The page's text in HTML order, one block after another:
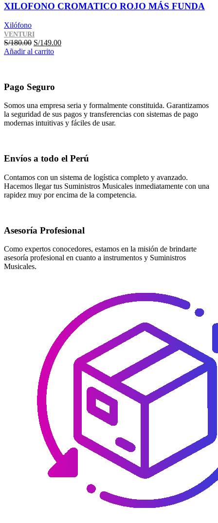
XILOFONO CROMATICO ROJO MÁS FUNDA
Xilófono
VENTURI
S/180.00 El
precio
S/149.00El
Añadir al carrito
Pago Seguro
Somos una empresa seria y formalmente constituida. Garantizamos
la seguridad de sus pagos y transferencias con sistemas de pago
modernas intuitivas y fáciles de usar.
Envíos a todo el Perú
Contamos con un sistema de logística completo y avanzado.
Hacemos llegar tus Suministros Musicales inmediatamente con una
rapidez muy por encima de la competencia.
Asesoría Profesional
Como expertos conocedores, estamos en la misión de brindarte
asesoría profesional en cuanto a instrumentos y Suministros
Musicales.